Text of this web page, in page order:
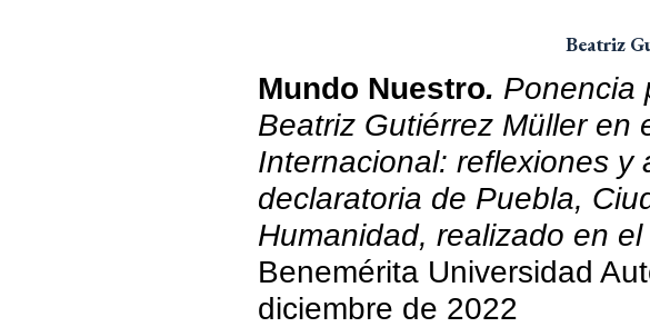
Beatriz
Mundo Nuestro. Ponencia
Beatriz Gutiérrez Müller en
Internacional: reflexiones y
declaratoria de Puebla,
Humanidad, realizado en el
Benemérita Universidad
diciembre de 2022